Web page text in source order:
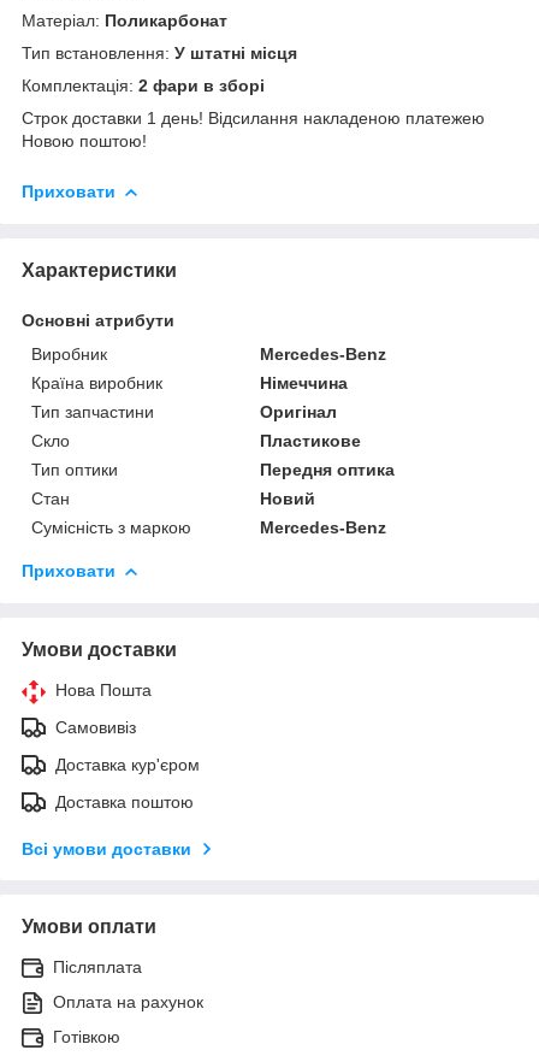
Матеріал: Поликарбонат
Тип встановлення: У штатні місця
Комплектація: 2 фари в зборі
Строк доставки 1 день! Відсилання накладеною платежею
Новою поштою!
Приховати
Характеристики
Основні атрибути
Виробник
Mercedes-Benz
Країна виробник
Німеччина
Тип запчастини
Оригінал
Скло
Пластикове
Тип оптики
Передня оптика
Стан
Новий
Сумісність з маркою
Mercedes-Benz
Приховати
Умови доставки
Нова Пошта
Самовивіз
Доставка кур'єром
Доставка поштою
Всі умови доставки
Умови оплати
Післяплата
Оплата на рахунок
Готівкою